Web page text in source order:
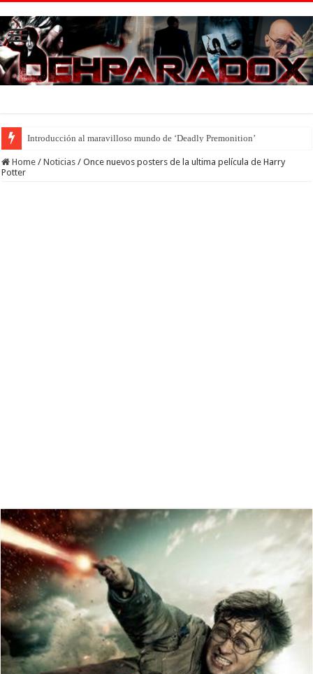
Introducción al maravilloso mundo de ‘Deadly Premonition’
Home / Noticias / Once nuevos posters de la ultima película de Harry
Potter